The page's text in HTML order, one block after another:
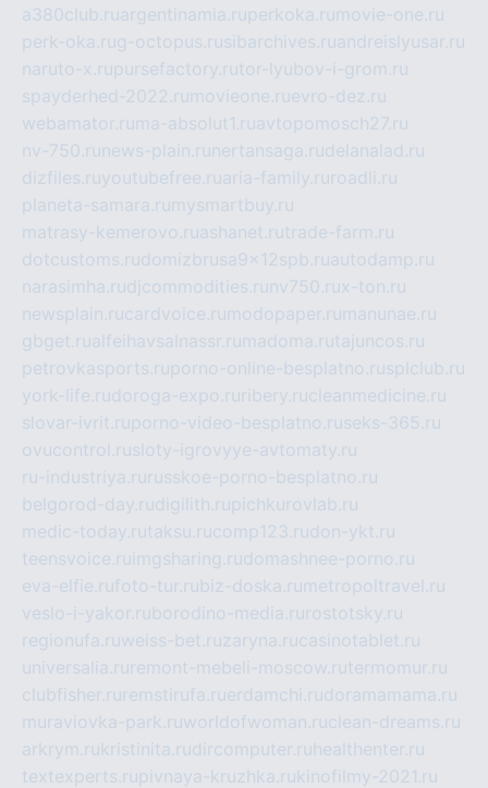
a380club.ruargentinamia.ruperkoka.ru movie-one.ru
perk-oka.rug-octopus.rusibarchives.ruandreislyusar.ru
naruto-x.rupursefactory.rutor-lyubov-i-grom.ru
spayderhed-2022.ru movieone.ruevro-dez.ru
webamator.ru ma-absolut1.ruavtopomosch27.ru
nv-750.ru news-plain.ru nertansaga.rudelanalad.ru
dizfiles.ruyoutubefree.ruaria-family.ru roadli.ru
planeta-samara.ru mysmartbuy.ru
matrasy-kemerovo.ruashanet.rutrade-farm.ru
dotcustoms.rudomizbrusa9x12spb.ruautodamp.ru
narasimha.rudjcommodities.ru nv750.rux-ton.ru
newsplain.rucardvoice.ru modopaper.ru manunae.ru
gbget.rualfeihavsalnassr.ru madoma.rutajuncos.ru
petrovkasports.ruporno-online-besplatno.rusplclub.ru
york-life.rudoroga-expo.ru ribery.rucleanmedicine.ru
slovar-ivrit.ruporno-video-besplatno.ruseks-365.ru
ovucontrol.rusloty-igrovyye-avtomaty.ru
ru-industriya.ru russkoe-porno-besplatno.ru
belgorod-day.rudigilith.rupichkurovlab.ru
medic-today.rutaksu.rucomp123.rudon-ykt.ru
teensvoice.ru imgsharing.rudomashnee-porno.ru
eva-elfie.rufoto-tur.rubiz-doska.ru metropoltravel.ru
veslo-i-yakor.ruborodino-media.ru rostotsky.ru
regionufa.ruweiss-bet.ruzaryna.rucasinotablet.ru
universalia.ru remont-mebeli-moscow.rutermomur.ru
clubfisher.ru remstirufa.ruerdamchi.rudoramamama.ru
muraviovka-park.ruworldofwoman.ruclean-dreams.ru
arkrym.rukristinita.rudircomputer.ru healthenter.ru
textexperts.rupivnaya-kruzhka.rukinofilmy-2021.ru